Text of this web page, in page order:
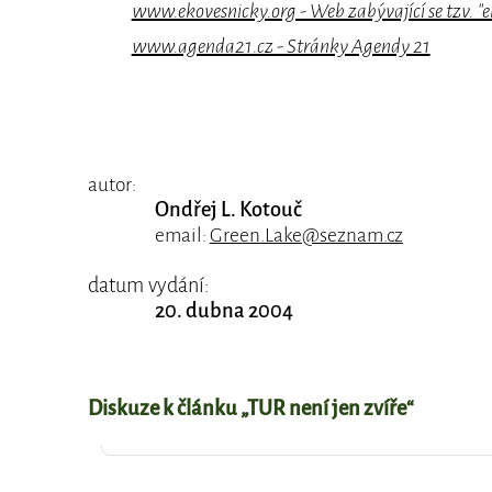
www.ekovesnicky.org - Web zabývající se tzv.
www.agenda21.cz - Stránky Agendy 21
autor:
Ondřej L. Kotouč
email: Green.Lake@seznam.cz
datum vydání:
20. dubna 2004
Diskuze k článku „TUR není jen zvíře“